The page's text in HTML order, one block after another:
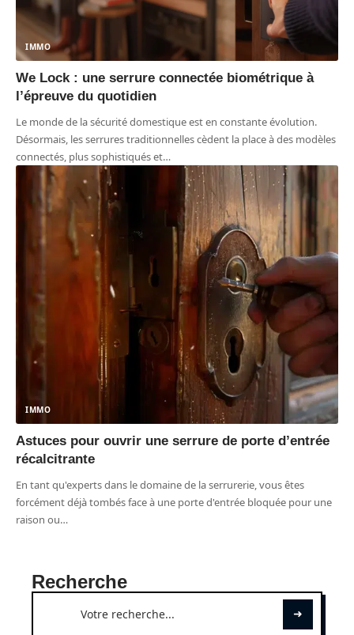
IMMO
We Lock : une serrure connectée biométrique à
l’épreuve du quotidien
Le monde de la sécurité domestique est en constante évolution.
Désormais, les serrures traditionnelles cèdent la place à des modèles
connectés, plus sophistiqués et…
IMMO
Astuces pour ouvrir une serrure de porte d’entrée
récalcitrante
En tant qu'experts dans le domaine de la serrurerie, vous êtes
forcément déjà tombés face à une porte d'entrée bloquée pour une
raison ou…
Recherche